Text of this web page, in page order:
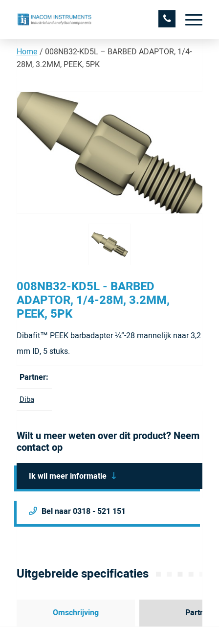
Home / 008NB32-KD5L – BARBED ADAPTOR, 1/4-
28M, 3.2MM, PEEK, 5PK
008NB32-KD5L - BARBED
ADAPTOR, 1/4-28M, 3.2MM,
PEEK, 5PK
Dibafit™ PEEK barbadapter ¼”-28 mannelijk naar 3,2
mm ID, 5 stuks.
Partner:
Diba
Wilt u meer weten over dit product? Neem
contact op
Ik wil meer informatie
Bel naar 0318 - 521 151
Uitgebreide specificaties
Omschrijving Partner